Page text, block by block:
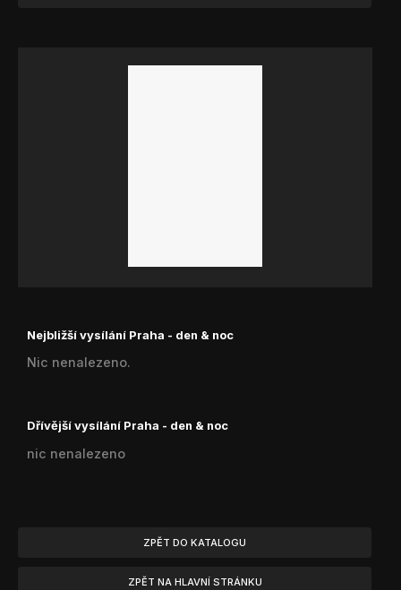
Nejbližší vysílání Praha - den & noc
Nic nenalezeno.
Dřívější vysílání Praha - den & noc
nic nenalezeno
ZPĚT DO KATALOGU
ZPĚT NA HLAVNÍ STRÁNKU